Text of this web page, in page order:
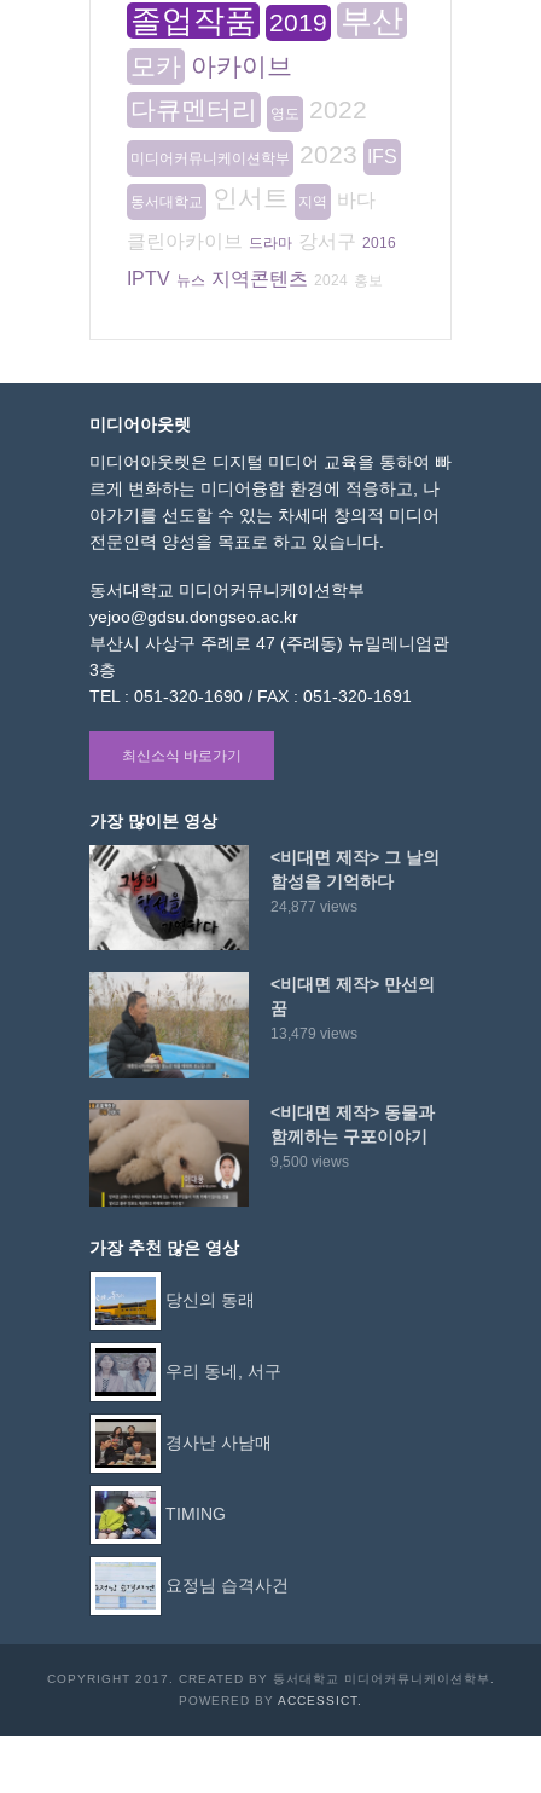
졸업작품 2019 부산
모카 아카이브
다큐멘터리
영도 2022
미디어커뮤니케이션학부 2023 IFS
동서대학교 인서트 지역
바다
클린아카이브
드라마 강서구 2016
IPTV 뉴스 지역콘텐츠 2024 홍보
미디어아웃렛
미디어아웃렛은 디지털 미디어 교육을 통하여 빠
르게 변화하는 미디어융합 환경에 적응하고, 나
아가기를 선도할 수 있는 차세대 창의적 미디어
전문인력 양성을 목표로 하고 있습니다.
동서대학교 미디어커뮤니케이션학부
yejoo@gdsu.dongseo.ac.kr
부산시 사상구 주례로 47 (주례동) 뉴밀레니엄관
3층
TEL : 051-320-1690 / FAX : 051-320-1691
최신소식 바로가기
가장 많이본 영상
<비대면 제작> 그 날의
함성을 기억하다
24,877 views
<비대면 제작> 만선의
꿈
13,479 views
<비대면 제작> 동물과
함께하는 구포이야기
9,500 views
가장 추천 많은 영상
당신의 동래
우리 동네, 서구
경사난 사남매
TIMING
요정님 습격사건
COPYRIGHT 2017. CREATED BY 동서대학교 미디어커뮤니케이션학부.
POWERED BY ACCESSICT.